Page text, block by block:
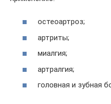
остеоартроз;
артриты;
миалгия;
артралгия;
головная и зубная